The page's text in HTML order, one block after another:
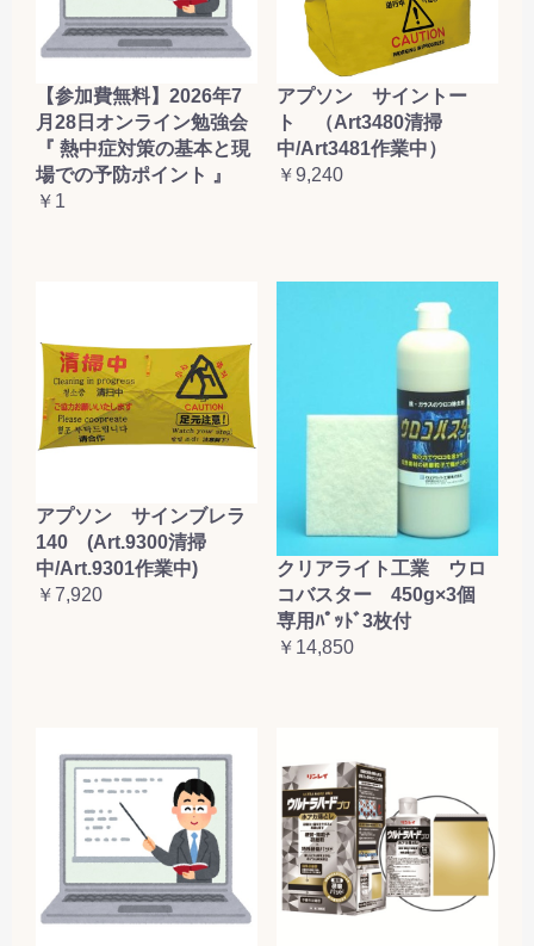
【参加費無料】2026年7
月28日オンライン勉強会
『 熱中症対策の基本と現
場での予防ポイント 』
￥1
アプソン サイントー
ト （Art3480清掃
中/Art3481作業中）
￥9,240
アプソン サインブレラ
140 (Art.9300清掃
中/Art.9301作業中)
￥7,920
クリアライト工業 ウロ
コバスター 450g×3個
専用ﾊﾟｯﾄﾞ3枚付
￥14,850